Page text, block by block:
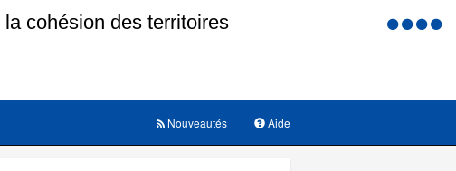
Menu
Aide
Nouveautés